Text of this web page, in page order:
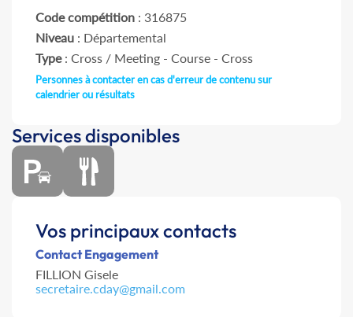
Code compétition : 316875
Niveau : Départemental
Type: Cross / Meeting - Course - Cross
Personnes à contacter en cas d'erreur de contenu sur
calendrier ou résultats
Services disponibles
Vos principaux contacts
Contact Engagement
FILLION Gisele
secretaire.cday@gmail.com